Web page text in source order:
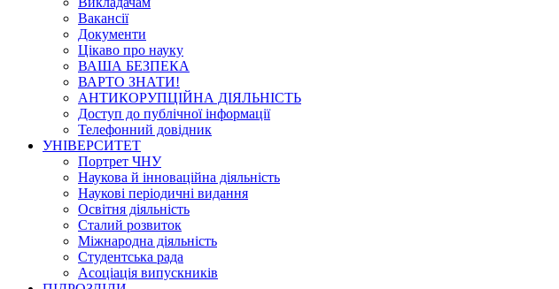
Вакансії
Документи
Цікаво про науку
ВАША БЕЗПЕКА
ВАРТО ЗНАТИ!
АНТИКОРУПЦІЙНА ДІЯЛЬНІСТЬ
Доступ до публічної інформації
Телефонний довідник
УНІВЕРСИТЕТ
Портрет ЧНУ
Наукова й інноваційна діяльність
Наукові періодичні видання
Освітня діяльність
Сталий розвиток
Міжнародна діяльність
Студентська рада
Асоціація випускників